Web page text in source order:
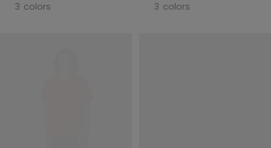
3 colors
3 colors